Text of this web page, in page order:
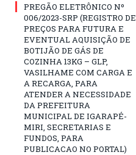
PREGÃO ELETRÔNICO Nº
006/2023-SRP (REGISTRO DE
PREÇOS PARA FUTURA E
EVENTUAL AQUISIÇÃO DE
BOTIJÃO DE GÁS DE
COZINHA 13KG – GLP,
VASILHAME COM CARGA E
A RECARGA, PARA
ATENDER A NECESSIDADE
DA PREFEITURA
MUNICIPAL DE IGARAPÉ-
MIRI, SECRETARIAS E
FUNDOS, PARA
PUBLICACAO NO PORTAL)